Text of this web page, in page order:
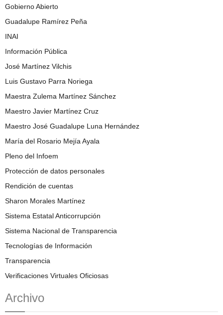
Gobierno Abierto
Guadalupe Ramírez Peña
INAI
Información Pública
José Martínez Vilchis
Luis Gustavo Parra Noriega
Maestra Zulema Martínez Sánchez
Maestro Javier Martínez Cruz
Maestro José Guadalupe Luna Hernández
María del Rosario Mejía Ayala
Pleno del Infoem
Protección de datos personales
Rendición de cuentas
Sharon Morales Martínez
Sistema Estatal Anticorrupción
Sistema Nacional de Transparencia
Tecnologías de Información
Transparencia
Verificaciones Virtuales Oficiosas
Archivo